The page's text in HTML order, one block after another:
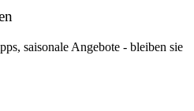
saisonale Angebote - bleiben sie